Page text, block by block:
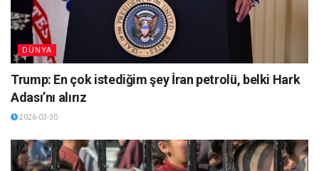
DÜNYA
Trump: En çok istediğim şey İran petrolü, belki Hark
Adası’nı alırız
2026-03-30